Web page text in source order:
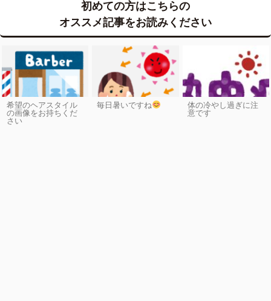
初めての方はこちらの
オススメ記事をお読みください
希望のヘアスタイル
の画像をお持ちくだ
さい
毎日暑いですね 体の冷やし過ぎに注
意です